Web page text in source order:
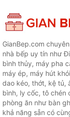
GianBep.com
nhà bếp uy tín như
bình thủy, máy pha
máy ép, máy hút
dao kéo, thớt, kệ tủ,
bình, ly cốc, tô chén
phòng ăn như bàn
khả năng sẵn có